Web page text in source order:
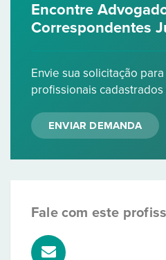
Encontre
Correspondentes
Envie sua solicitação
profissionais cadastrados
ENVIAR DEMANDA
Fale com este